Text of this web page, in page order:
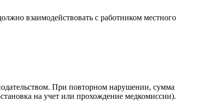
взаимодействовать с работником местного
При повторном нарушении, сумма
на учет или прохождение медкомиссии).